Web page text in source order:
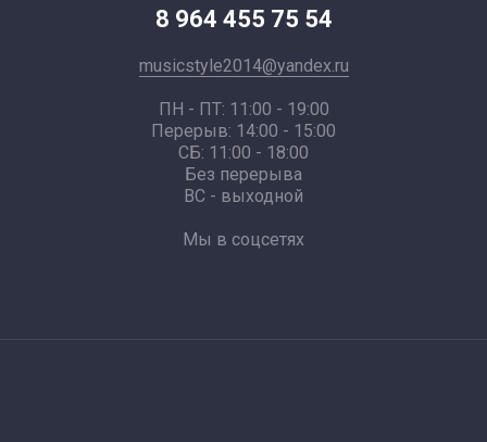
8 964 455 75 54
musicstyle2014@yandex.ru
ПН - ПТ: 11:00 - 19:00
Перерыв: 14:00 - 15:00
СБ: 11:00 - 18:00
Без перерыва
ВС - выходной
Мы в соцсетях